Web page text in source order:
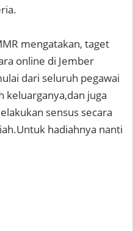
mengatakan, taget
online di Jember
dari seluruh pegawai
keluarganya,dan juga
sensus secara
hadiahnya nanti